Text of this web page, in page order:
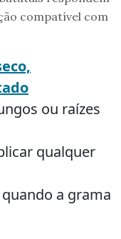
compatível com
ou raízes
qualquer
a grama